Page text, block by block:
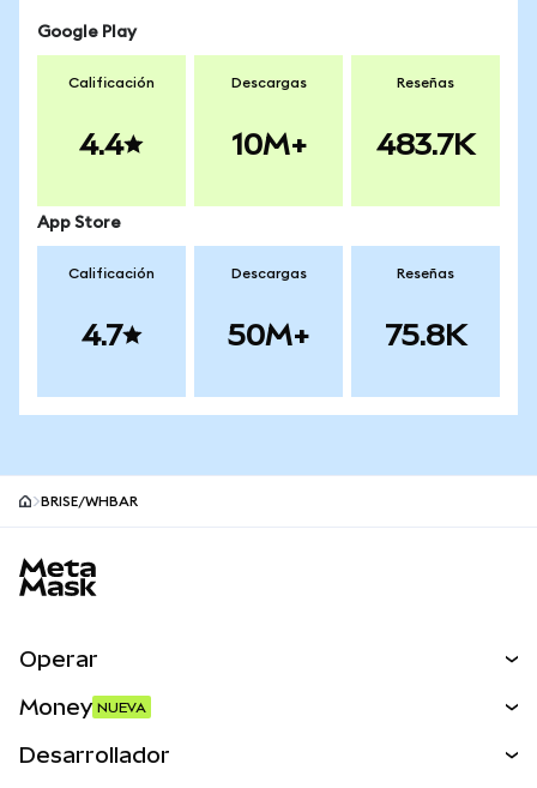
Google Play
Calificación
4.4
Descargas
10M+
Reseñas
483.7K
App Store
Calificación
4.7
Descargas
50M+
Reseñas
75.8K
BRISE/WHBAR
Operar
Money NUEVA
Desarrollador